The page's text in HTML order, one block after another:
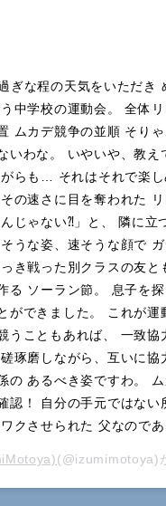
ぎな程の天気をいただき
中学校の運動会。 全体
ムカデ競争の並順 そり
いわな。 いやいや、教え
らも… それはそれで楽
の速さに目を奪われた
じゃない⁈」と、 隣に立
うな姿、速そうな顔で
き戦った別クラスの友と
る ソーラン節。 息子を
ができました。 これが運
うこともあれば、 一致協
琢磨しながら、互いに協
の あるべき姿ですわ。
認！ 自分の手元ではない
クさせられた 父なのであ
(@izumimotoya)がシ